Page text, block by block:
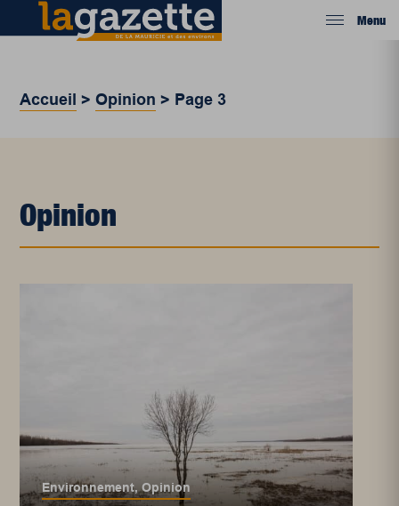
Menu
Accueil >Opinion > Page 3
Opinion
Environnement,Opinion